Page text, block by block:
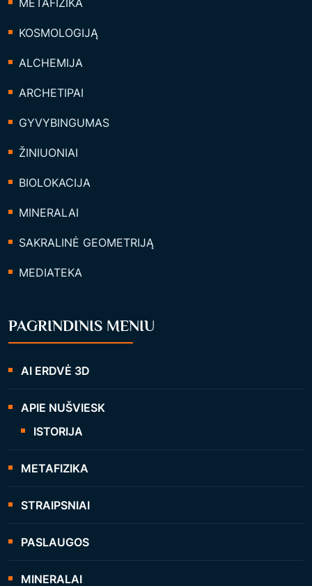
METAFIZIKA
KOSMOLOGIJĄ
ALCHEMIJA
ARCHETIPAI
GYVYBINGUMAS
ŽINIUONIAI
BIOLOKACIJA
MINERALAI
SAKRALINĖ GEOMETRIJĄ
MEDIATEKA
PAGRINDINIS MENIU
AI ERDVĖ 3D
APIE NUŠVIESK
ISTORIJA
METAFIZIKA
STRAIPSNIAI
PASLAUGOS
MINERALAI